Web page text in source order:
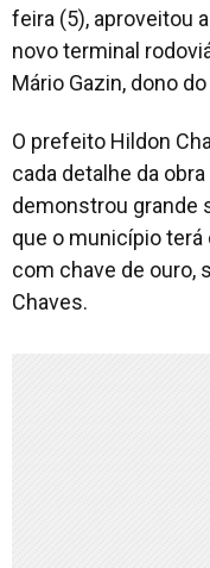
feira (5), aproveitou
novo terminal
Mário Gazin, dono
O prefeito Hildon
cada detalhe da
demonstrou grande
que o município
com chave de ouro,
Chaves.